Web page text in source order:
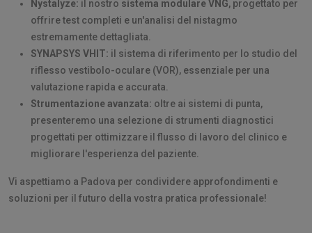
Nystalyze: il nostro sistema modulare VNG, progettato per
offrire test completi e un'analisi del nistagmo
estremamente dettagliata.
SYNAPSYS VHIT: il sistema di riferimento per lo studio del
riflesso vestibolo-oculare (VOR), essenziale per una
valutazione rapida e accurata.
Strumentazione avanzata: oltre ai sistemi di punta,
presenteremo una selezione di strumenti diagnostici
progettati per ottimizzare il flusso di lavoro del clinico e
migliorare l'esperienza del paziente.
Vi aspettiamo a Padova per condividere approfondimenti e
soluzioni per il futuro della vostra pratica professionale!